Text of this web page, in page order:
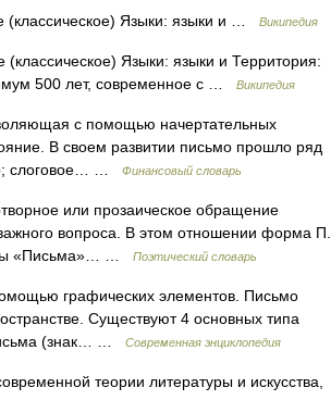
(классическое) Языки: языки и … Википедия
Языки: языки и Территория:
500 лет, современное с …
Википедия
с помощью начертательных
В своем развитии письмо прошло ряд
слоговое… …
Финансовый словарь
или прозаическое обращение
вопроса. В этом отношении форма П.
«Письма»… …
Поэтический словарь
графических элементов. Письмо
Существуют 4 основных типа
(знак… …
Современная энциклопедия
теории литературы и искусства,